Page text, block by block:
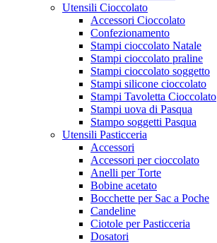
Utensili Cioccolato
Accessori Cioccolato
Confezionamento
Stampi cioccolato Natale
Stampi cioccolato praline
Stampi cioccolato soggetto
Stampi silicone cioccolato
Stampi Tavoletta Cioccolato
Stampi uova di Pasqua
Stampo soggetti Pasqua
Utensili Pasticceria
Accessori
Accessori per cioccolato
Anelli per Torte
Bobine acetato
Bocchette per Sac a Poche
Candeline
Ciotole per Pasticceria
Dosatori